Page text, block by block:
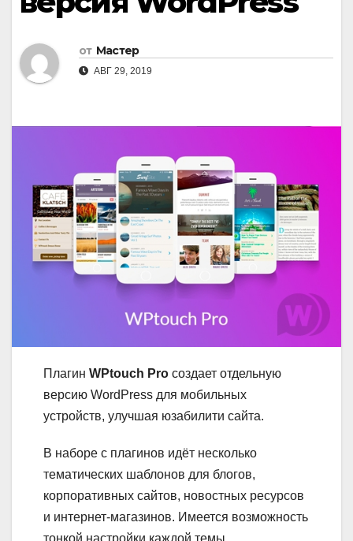
от Мастер
АВГ 29, 2019
Плагин WPtouch Pro создает отдельную
версию WordPress для мобильных
устройств, улучшая юзабилити сайта.
В наборе с плагинов идёт несколько
тематических шаблонов для блогов,
корпоративных сайтов, новостных ресурсов
и интернет-магазинов. Имеется возможность
тонкой настройки каждой темы.